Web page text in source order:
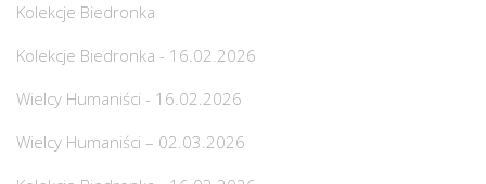
Kolekcje Biedronka
Kolekcje Biedronka - 16.02.2026
Wielcy Humaniści - 16.02.2026
Wielcy Humaniści – 02.03.2026